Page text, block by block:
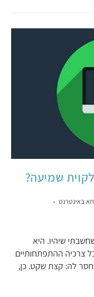
באינטרנט
שיהיו. היא
צרכיה ההתפתחותיים
לה: קצת שקט. כן,